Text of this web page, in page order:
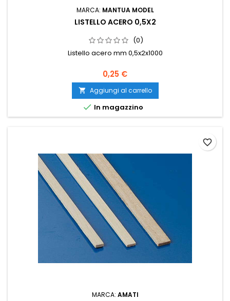
MARCA: MANTUA MODEL
LISTELLO ACERO 0,5X2
(0)
Listello acero mm 0,5x2x1000
0,25 €
 Aggiungi al carrello
 In magazzino
MARCA: AMATI
favorite_border